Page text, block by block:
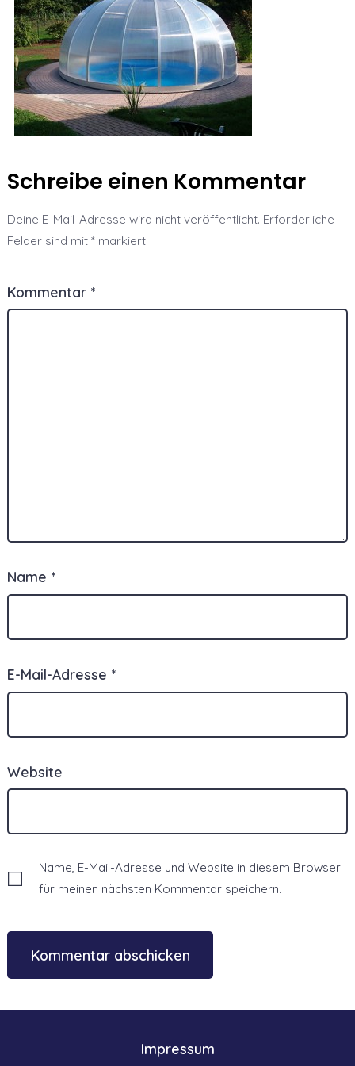
Schreibe einen Kommentar
Deine E-Mail-Adresse wird nicht veröffentlicht. Erforderliche
Felder sind mit* markiert
Kommentar *
Name *
E-Mail-Adresse *
Website
Name, E-Mail-Adresse und Website in diesem Browser
für meinen nächsten Kommentar speichern.
Impressum